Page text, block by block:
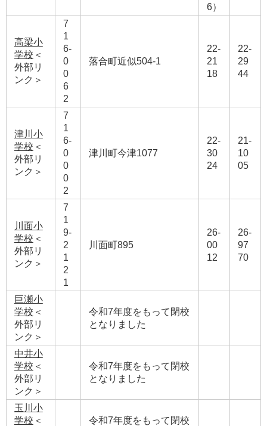
6）
高梁小
学校 ＜
外部リ
ンク＞
7
1
6-
0
0
6
2
落合町近似504-1
22-
21
18
22-
29
44
津川小
学校 ＜
外部リ
ンク＞
7
1
6-
0
0
0
2
津川町今津1077
22-
30
24
21-
10
05
川面小
学校 ＜
外部リ
ンク＞
7
1
9-
2
1
2
1
川面町895
26-
00
12
26-
97
70
巨瀬小
学校 ＜
外部リ
ンク＞
令和7年度をもって閉校
となりました
中井小
学校 ＜
外部リ
ンク＞
​令和7年度をもって閉校
となりました
玉川小
学校 ＜
令和7年度をもって閉校